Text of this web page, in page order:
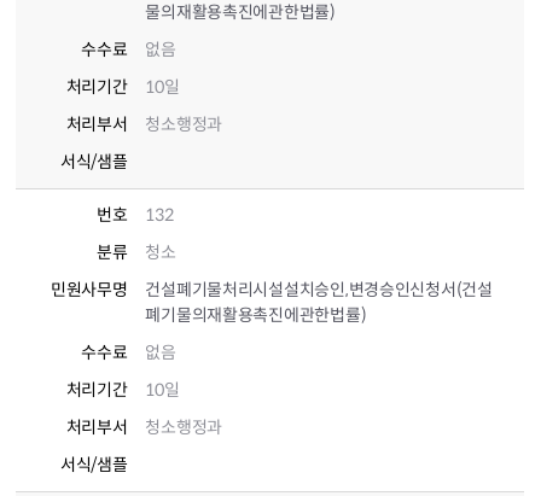
물의재활용촉진에관한법률)
수수료
없음
처리기간
10일
처리부서
청소행정과
서식/샘플
번호
132
분류
청소
민원사무명
건설폐기물처리시설설치승인,변경승인신청서(건설
폐기물의재활용촉진에관한법률)
수수료
없음
처리기간
10일
처리부서
청소행정과
서식/샘플